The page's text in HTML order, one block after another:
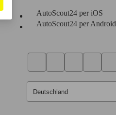
AutoScout24 per iOS
AutoScout24 per Android